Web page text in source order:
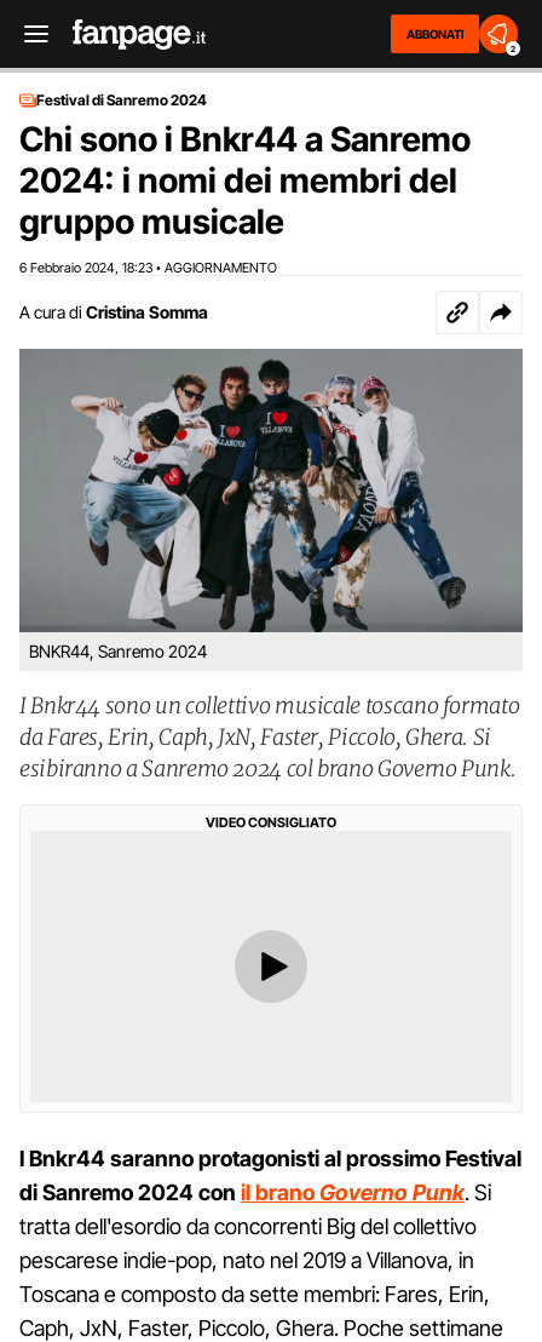
ABBONATI
2
Festival di Sanremo 2024
Chi sono i Bnkr44 a Sanremo
2024: i nomi dei membri del
gruppo musicale
6 Febbraio 2024 18:23 • AGGIORNAMENTO
A cura di Cristina Somma
BNKR44, Sanremo 2024
I Bnkr44 sono un collettivo musicale toscano formato
da Fares, Erin, Caph, JxN, Faster, Piccolo, Ghera. Si
esibiranno a Sanremo 2024 col brano Governo Punk.
VIDEO CONSIGLIATO
I Bnkr44 saranno protagonisti al prossimo Festival
di Sanremo 2024 con il branoGoverno Punk. Si
tratta dell'esordio da concorrenti Big del collettivo
pescarese indie-pop, nato nel 2019 a Villanova, in
Toscana e composto da sette membri: Fares, Erin,
Caph, JxN, Faster, Piccolo, Ghera. Poche settimane